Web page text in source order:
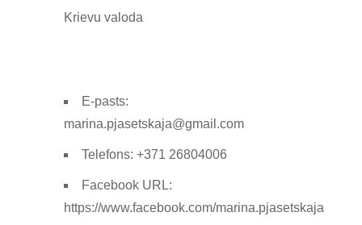
Krievu valoda
E-pasts:
marina.pjasetskaja@gmail.com
Telefons: +371 26804006
Facebook URL:
https://www.facebook.com/marina.pjasetskaja